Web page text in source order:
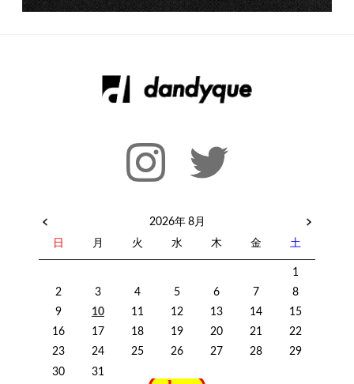
2026年 8月
日
月 火 水 木 金
土
1
2
3 4 5 6 7
8
9
10 11 12 13 14
15
16
17 18 19 20 21
22
23
24 25 26 27 28
29
30
31